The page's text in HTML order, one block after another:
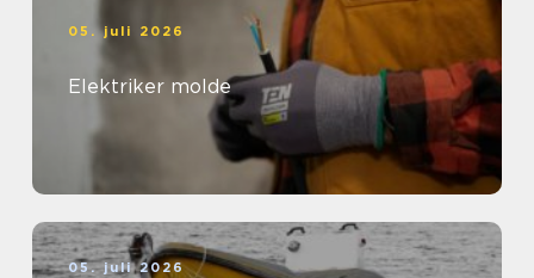
05. juli 2026
Elektriker molde
05. juli 2026